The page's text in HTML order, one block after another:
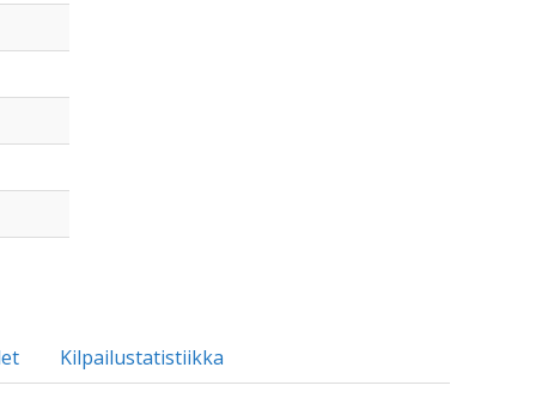
Kilpailustatistiikka